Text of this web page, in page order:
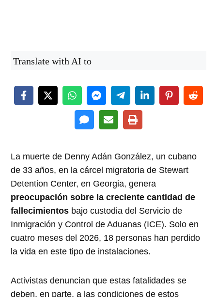
Translate with AI to
La muerte de Denny Adán González, un cubano
de 33 años, en la cárcel migratoria de Stewart
Detention Center, en Georgia, genera
preocupación sobre la creciente cantidad de
fallecimientos bajo custodia del Servicio de
Inmigración y Control de Aduanas (ICE). Solo en
cuatro meses del 2026, 18 personas han perdido
la vida en este tipo de instalaciones.
Activistas denuncian que estas fatalidades se
deben, en parte, a las condiciones de estos